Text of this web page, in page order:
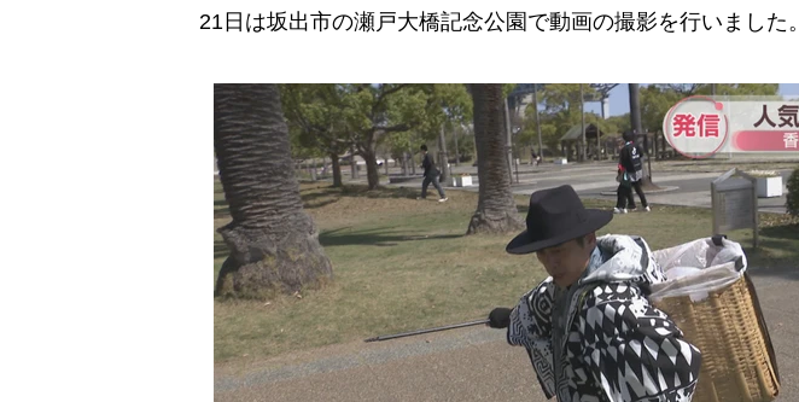
21日は坂出市の瀬戸大橋記念公園で動画の撮影を行いました。